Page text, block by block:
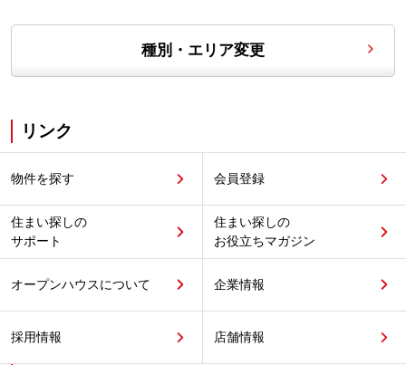
種別・エリア変更
リンク
物件を探す 会員登録
住まい探しの
サポート
住まい探しの
お役立ちマガジン
オープンハウスについて 企業情報
採用情報 店舗情報